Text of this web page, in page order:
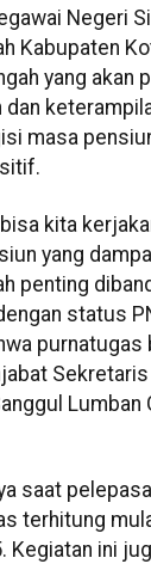
Negeri
Kabupaten
yang akan
masa
kita
yang
penting
status
purnatugas
Sekretaris
Lumban
saat
terhitung
Kegiatan ini